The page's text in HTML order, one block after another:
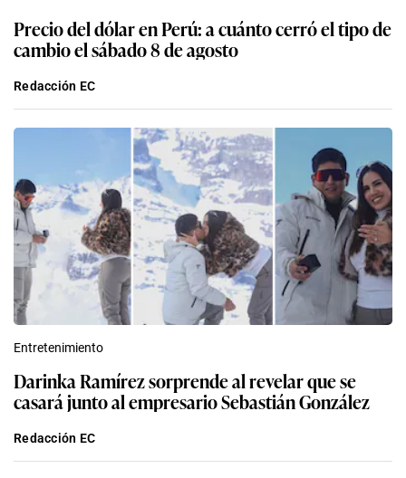
Precio del dólar en Perú: a cuánto cerró el tipo de
cambio el sábado 8 de agosto
Redacción EC
Entretenimiento
Darinka Ramírez sorprende al revelar que se
casará junto al empresario Sebastián González
Redacción EC